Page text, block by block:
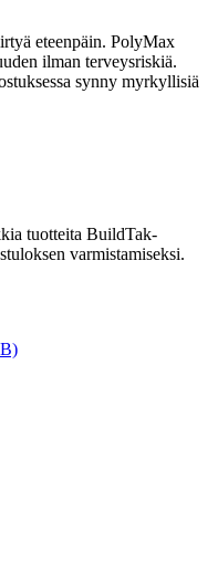
eteenpäin. PolyMax
ilman terveysriskiä.
synny myrkyllisiä
tuotteita BuildTak-
varmistamiseksi.